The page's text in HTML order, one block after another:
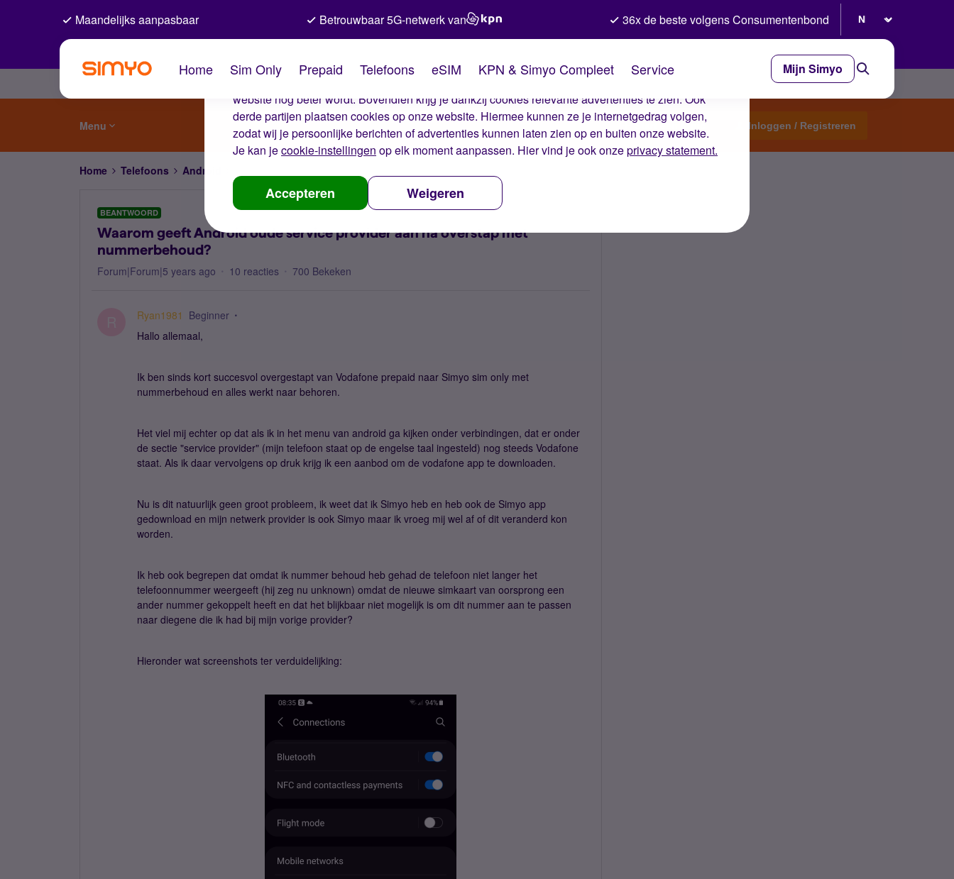
De cookies van Simyo
Wij gebruiken cookies op onze website. Met deze cookies zorgen wij ervoor dat je ervaring op de
website nog beter wordt. Bovendien krijg je dankzij cookies relevante advertenties te zien. Ook
derde partijen plaatsen cookies op onze website. Hiermee kunnen ze je internetgedrag volgen,
zodat wij je persoonlijke berichten of advertenties kunnen laten zien op en buiten onze website.
Je kan jecookie-instellingen op elk moment aanpassen. Hier vind je ook onzeprivacy statement.
Accepteren Weigeren
Maandelijks aanpasbaar Betrouwbaar 5G-netwerk van 36x de beste volgens Consumentenbond
Home Sim Only Prepaid Telefoons eSIM KPN & Simyo Compleet Service Mijn Simyo
Menu Start een topic Inloggen / Registreren
Home Telefoons Android
BEANTWOORD
Waarom geeft Android oude service provider aan na overstap met
nummerbehoud?
Forum|Forum|5 years ago 10 reacties 700 Bekeken
Ryan1981 Beginner
Hallo allemaal,
Ik ben sinds kort succesvol overgestapt van Vodafone prepaid naar Simyo sim only met
nummerbehoud en alles werkt naar behoren.
Het viel mij echter op dat als ik in het menu van android ga kijken onder verbindingen, dat er onder
de sectie "service provider" (mijn telefoon staat op de engelse taal ingesteld) nog steeds Vodafone
staat. Als ik daar vervolgens op druk krijg ik een aanbod om de vodafone app te downloaden.
Nu is dit natuurlijk geen groot probleem, ik weet dat ik Simyo heb en heb ook de Simyo app
gedownload en mijn netwerk provider is ook Simyo maar ik vroeg mij wel af of dit veranderd kon
worden.
Ik heb ook begrepen dat omdat ik nummer behoud heb gehad de telefoon niet langer het
telefoonnummer weergeeft (hij zeg nu unknown) omdat de nieuwe simkaart van oorsprong een
ander nummer gekoppelt heeft en dat het blijkbaar niet mogelijk is om dit nummer aan te passen
naar diegene die ik had bij mijn vorige provider?
Hieronder wat screenshots ter verduidelijking: